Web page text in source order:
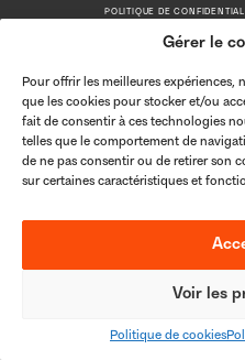
Gérer le
Pour offrir les meilleures
que les cookies pour stocker et/ou
fait de consentir à ces technologies
telles que le comportement de
de ne pas consentir ou de retirer son
sur certaines caractéristiques et
Voir les
Politique de cookies
POLITIQUE DE